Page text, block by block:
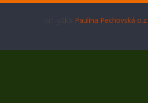
Paulína Pechovská o.z.